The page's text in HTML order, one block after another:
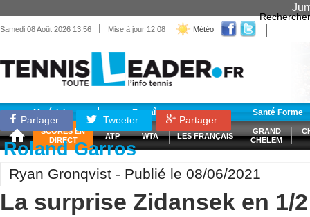
Samedi 08 Août 2026 13:56 | Mise à jour 12:08 Météo
Rechercher
Matériel Entraînement Santé Forme
SCORES EN
DIRECT
ATP WTA LES FRANÇAIS
GRAND
CHELEM
Partager Tweeter Partager
Roland Garros
Ryan Gronqvist - Publié le 08/06/2021
La surprise Zidansek en 1/